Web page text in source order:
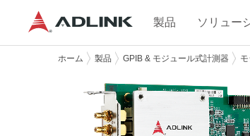
製品 ソリュー
ホーム 製品 GPIB & モジュール式計測器